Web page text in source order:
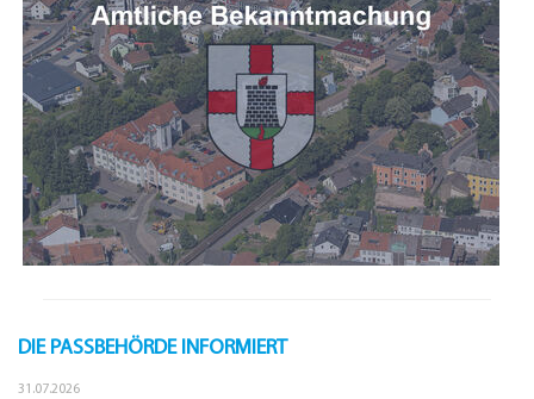
DIE PASSBEHÖRDE INFORMIERT
31.07.2026